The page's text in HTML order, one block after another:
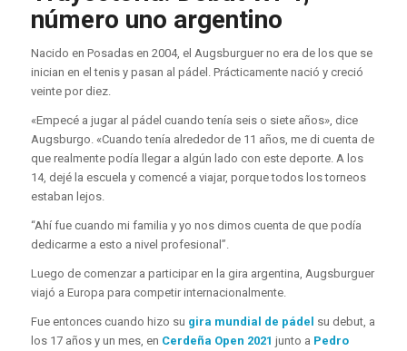
número uno argentino
Nacido en Posadas en 2004, el Augsburguer no era de los que se
inician en el tenis y pasan al pádel. Prácticamente nació y creció
veinte por diez.
«Empecé a jugar al pádel cuando tenía seis o siete años», dice
Augsburgo. «Cuando tenía alrededor de 11 años, me di cuenta de
que realmente podía llegar a algún lado con este deporte. A los
14, dejé la escuela y comencé a viajar, porque todos los torneos
estaban lejos.
“Ahí fue cuando mi familia y yo nos dimos cuenta de que podía
dedicarme a esto a nivel profesional”.
Luego de comenzar a participar en la gira argentina, Augsburguer
viajó a Europa para competir internacionalmente.
Fue entonces cuando hizo su gira mundial de pádel su debut, a
los 17 años y un mes, en Cerdeña Open 2021 junto a Pedro